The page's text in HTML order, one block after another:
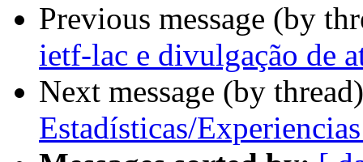
Previous message (by
ietf-lac e divulgação de
Next message (by
Estadísticas/